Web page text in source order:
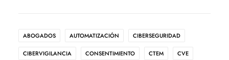
ABOGADOS AUTOMATIZACIÓN CIBERSEGURIDAD
CIBERVIGILANCIA CONSENTIMIENTO CTEM CVE